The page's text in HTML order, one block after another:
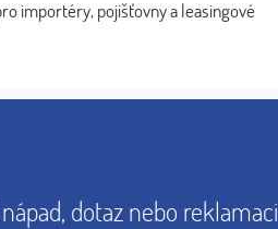
importéry, pojišťovny a leasingové
dotaz nebo reklamaci